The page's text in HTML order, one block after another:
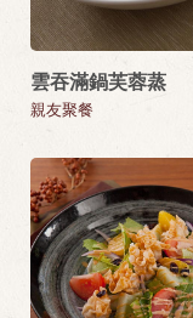
雲吞滿鍋芙蓉蒸
親友聚餐